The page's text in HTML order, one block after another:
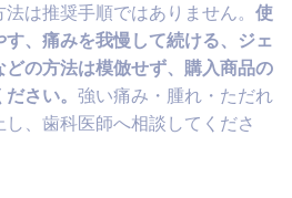
は推奨手順ではありません。 使
、痛みを我慢して続ける、ジェ
の方法は模倣せず、購入商品の
さい。 強い痛み・腫れ・ただれ
、歯科医師へ相談してくださ